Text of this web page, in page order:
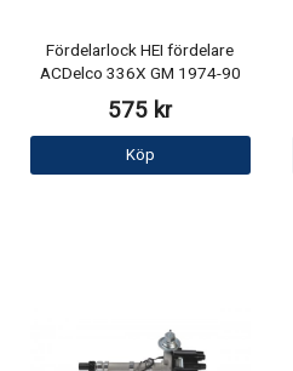
Fördelarlock HEI fördelare
ACDelco 336X GM 1974-90
575 kr
Köp